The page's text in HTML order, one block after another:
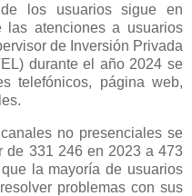
los usuarios sigue en
atenciones a usuarios
de Inversión Privada
durante el año 2024 se
telefónicos, página web,
no presenciales se
de 331 246 en 2023 a 473
la mayoría de usuarios
problemas con sus